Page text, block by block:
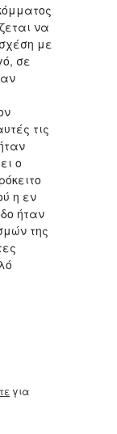
να
με
σε
τις
ο
η εν
ήταν
της
για